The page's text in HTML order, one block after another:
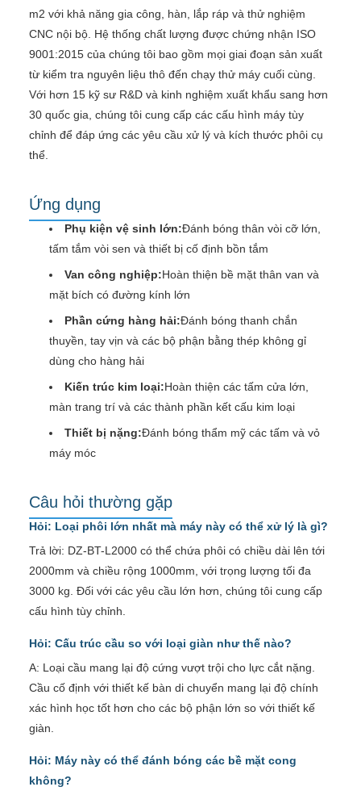
m2 với khả năng gia công, hàn, lắp ráp và thử nghiệm
CNC nội bộ. Hệ thống chất lượng được chứng nhận ISO
9001:2015 của chúng tôi bao gồm mọi giai đoạn sản xuất
từ ​​kiểm tra nguyên liệu thô đến chạy thử máy cuối cùng.
Với hơn 15 kỹ sư R&D và kinh nghiệm xuất khẩu sang hơn
30 quốc gia, chúng tôi cung cấp các cấu hình máy tùy
chỉnh để đáp ứng các yêu cầu xử lý và kích thước phôi cụ
thể.
Ứng dụng
Phụ kiện vệ sinh lớn:Đánh bóng thân vòi cỡ lớn,
tấm tắm vòi sen và thiết bị cố định bồn tắm
Van công nghiệp:Hoàn thiện bề mặt thân van và
mặt bích có đường kính lớn
Phần cứng hàng hải:Đánh bóng thanh chắn
thuyền, tay vịn và các bộ phận bằng thép không gỉ
dùng cho hàng hải
Kiến trúc kim loại:Hoàn thiện các tấm cửa lớn,
màn trang trí và các thành phần kết cấu kim loại
Thiết bị nặng:Đánh bóng thẩm mỹ các tấm và vỏ
máy móc
Câu hỏi thường gặp
Hỏi: Loại phôi lớn nhất mà máy này có thể xử lý là gì?
Trả lời: DZ-BT-L2000 có thể chứa phôi có chiều dài lên tới
2000mm và chiều rộng 1000mm, với trọng lượng tối đa
3000 kg. Đối với các yêu cầu lớn hơn, chúng tôi cung cấp
cấu hình tùy chỉnh.
Hỏi: Cấu trúc cầu so với loại giàn như thế nào?
A: Loại cầu mang lại độ cứng vượt trội cho lực cắt nặng.
Cầu cố định với thiết kế bàn di chuyển mang lại độ chính
xác hình học tốt hơn cho các bộ phận lớn so với thiết kế
giàn.
Hỏi: Máy này có thể đánh bóng các bề mặt cong
không?